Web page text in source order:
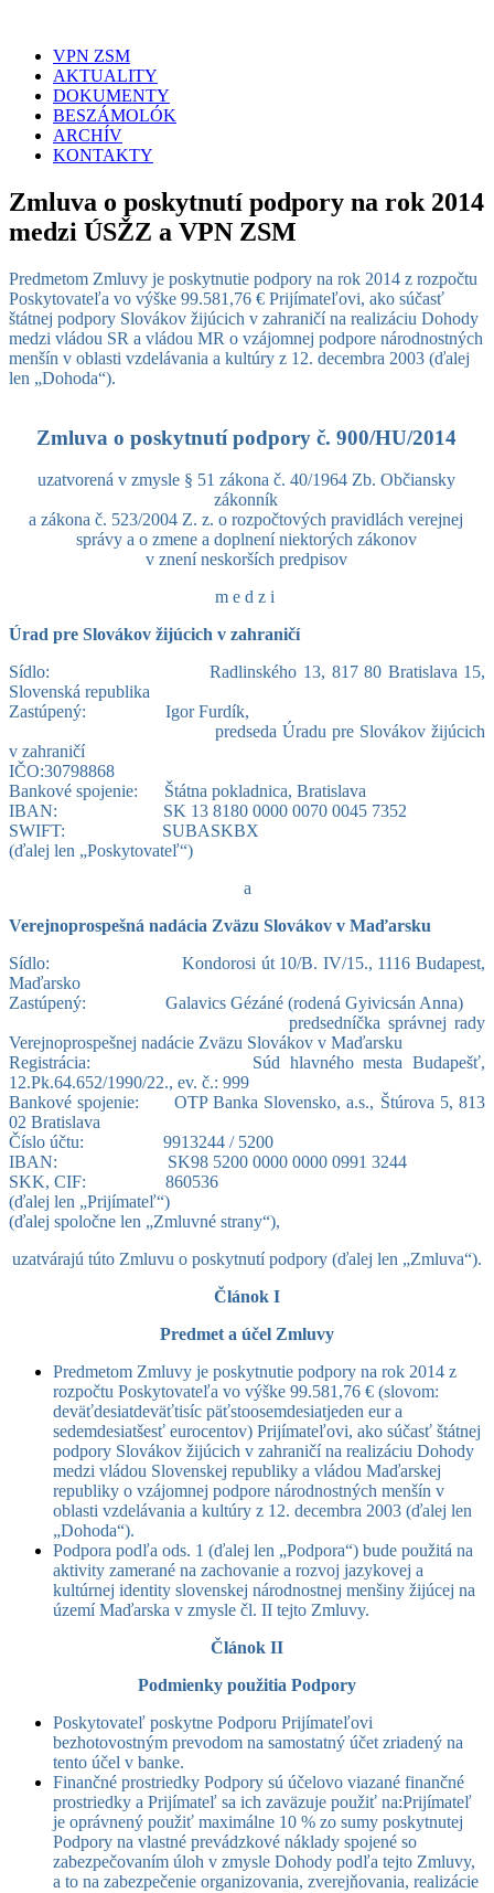
VPN ZSM
AKTUALITY
DOKUMENTY
BESZÁMOLÓK
ARCHÍV
KONTAKTY
Zmluva o poskytnutí podpory na rok 2014
medzi ÚSŽZ a VPN ZSM
Predmetom Zmluvy je poskytnutie podpory na rok 2014 z rozpočtu
Poskytovateľa vo výške 99.581,76 € Prijímateľovi, ako súčasť
štátnej podpory Slovákov žijúcich v zahraničí na realizáciu Dohody
medzi vládou SR a vládou MR o vzájomnej podpore národnostných
menšín v oblasti vzdelávania a kultúry z 12. decembra 2003 (ďalej
len „Dohoda“).
Zmluva o poskytnutí podpory č. 900/HU/2014
uzatvorená v zmysle § 51 zákona č. 40/1964 Zb. Občiansky
zákonník
a zákona č. 523/2004 Z. z. o rozpočtových pravidlách verejnej
správy a o zmene a doplnení niektorých zákonov
v znení neskorších predpisov
medzi
Úrad pre Slovákov žijúcich v zahraničí
Sídlo: Radlinského 13, 817 80 Bratislava 15,
Slovenská republika
Zastúpený: Igor Furdík,
predseda Úradu pre Slovákov žijúcich
v zahraničí
IČO:30798868
Bankové spojenie: Štátna pokladnica, Bratislava
IBAN: SK 13 8180 0000 0070 0045 7352
SWIFT: SUBASKBX
(ďalej len „Poskytovateľ“)
a
Verejnoprospešná nadácia Zväzu Slovákov v Maďarsku
Sídlo: Kondorosi út 10/B. IV/15., 1116 Budapest,
Maďarsko
Zastúpený: Galavics Gézáné (rodená Gyivicsán Anna)
predsedníčka správnej rady
Verejnoprospešnej nadácie Zväzu Slovákov v Maďarsku
Registrácia: Súd hlavného mesta Budapešť,
12.Pk.64.652/1990/22., ev. č.: 999
Bankové spojenie: OTP Banka Slovensko, a.s., Štúrova 5, 813
02 Bratislava
Číslo účtu: 9913244 / 5200
IBAN: SK98 5200 0000 0000 0991 3244
SKK, CIF: 860536
(ďalej len „Prijímateľ“)
(ďalej spoločne len „Zmluvné strany“),
uzatvárajú túto Zmluvu o poskytnutí podpory (ďalej len „Zmluva“).
Článok I
Predmet a účel Zmluvy
Predmetom Zmluvy je poskytnutie podpory na rok 2014 z
rozpočtu Poskytovateľa vo výške 99.581,76 € (slovom:
deväťdesiatdeväťtisíc päťstoosemdesiatjeden eur a
sedemdesiatšesť eurocentov) Prijímateľovi, ako súčasť štátnej
podpory Slovákov žijúcich v zahraničí na realizáciu Dohody
medzi vládou Slovenskej republiky a vládou Maďarskej
republiky o vzájomnej podpore národnostných menšín v
oblasti vzdelávania a kultúry z 12. decembra 2003 (ďalej len
„Dohoda“).
Podpora podľa ods. 1 (ďalej len „Podpora“) bude použitá na
aktivity zamerané na zachovanie a rozvoj jazykovej a
kultúrnej identity slovenskej národnostnej menšiny žijúcej na
území Maďarska v zmysle čl. II tejto Zmluvy.
Článok II
Podmienky použitia Podpory
Poskytovateľ poskytne Podporu Prijímateľovi
bezhotovostným prevodom na samostatný účet zriadený na
tento účel v banke.
Finančné prostriedky Podpory sú účelovo viazané finančné
prostriedky a Prijímateľ sa ich zaväzuje použiť na:Prijímateľ
je oprávnený použiť maximálne 10 % zo sumy poskytnutej
Podpory na vlastné prevádzkové náklady spojené so
zabezpečovaním úloh v zmysle Dohody podľa tejto Zmluvy,
a to na zabezpečenie organizovania, zverejňovania, realizácie